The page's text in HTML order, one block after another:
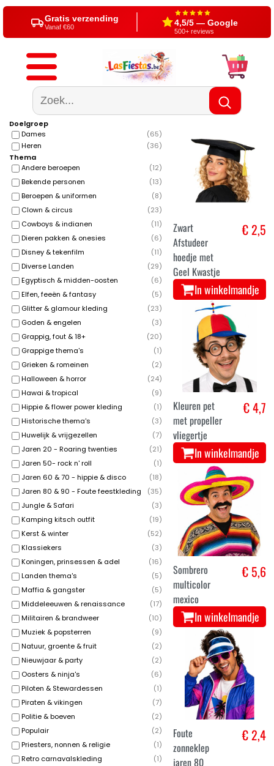
Gratis verzending
Vanaf €60 4,5/5 — Google
500+ reviews
Doelgroep
Dames
(65)
Heren
(36)
Thema
Andere beroepen
(12)
Bekende personen
(13)
Beroepen & uniformen
(8)
Clown & circus
(23)
Cowboys & indianen
(11)
Dieren pakken & onesies
(6)
Disney & tekenfilm
(11)
Diverse Landen
(29)
Egyptisch & midden-oosten
(6)
Elfen, feeën & fantasy
(5)
Glitter & glamour kleding
(23)
Goden & engelen
(3)
Grappig, fout & 18+
(20)
Grappige thema's
(1)
Grieken & romeinen
(2)
Halloween & horror
(24)
Hawai & tropical
(9)
Hippie & flower power kleding
(1)
Historische thema's
(3)
Huwelijk & vrijgezellen
(7)
Jaren 20 - Roaring twenties
(21)
Jaren 50- rock n' roll
(1)
Jaren 60 & 70 - hippie & disco
(18)
Jaren 80 & 90 - Foute feestkleding
(35)
Jungle & Safari
(3)
Kamping kitsch outfit
(19)
Kerst & winter
(52)
Klassiekers
(3)
Koningen, prinsessen & adel
(16)
Landen thema's
(5)
Maffia & gangster
(5)
Middeleeuwen & renaissance
(17)
Militairen & brandweer
(10)
Muziek & popsterren
(9)
Natuur, groente & fruit
(2)
Nieuwjaar & party
(2)
Oosters & ninja's
(6)
Piloten & Stewardessen
(1)
Piraten & vikingen
(7)
Politie & boeven
(2)
Populair
(2)
Priesters, nonnen & religie
(1)
Retro carnavalskleding
(1)
Zwart
Afstudeer
hoedje met
Geel Kwastje
€ 2,5
In winkelmandje
Kleuren pet
met propeller
vliegertje
€ 4,7
In winkelmandje
Sombrero
multicolor
mexico
€ 5,6
In winkelmandje
Foute
zonneklep
jaren 80
€ 2,4